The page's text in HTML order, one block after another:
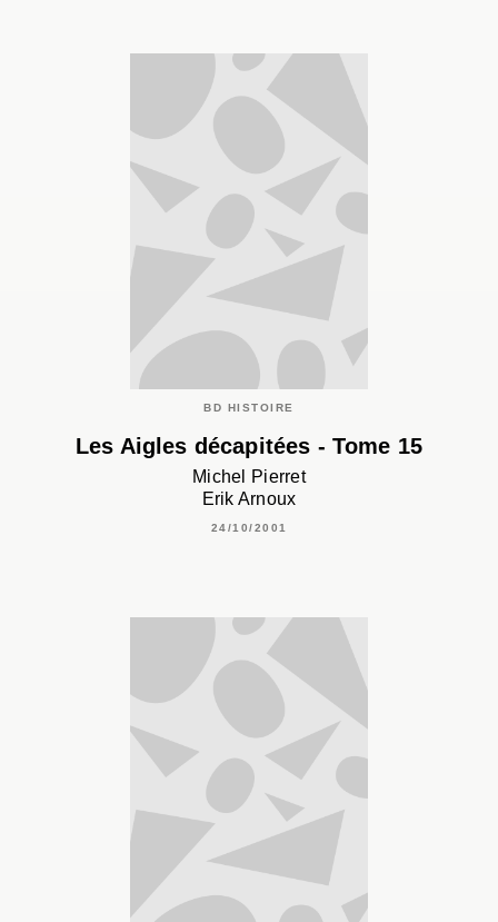
BD HISTOIRE
Les Aigles décapitées - Tome 15
Michel Pierret
Erik Arnoux
24/10/2001